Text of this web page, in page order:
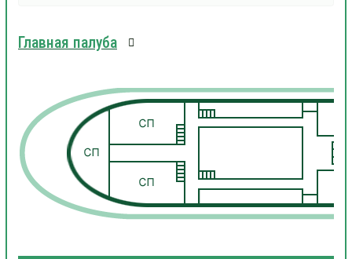
Главная палуба